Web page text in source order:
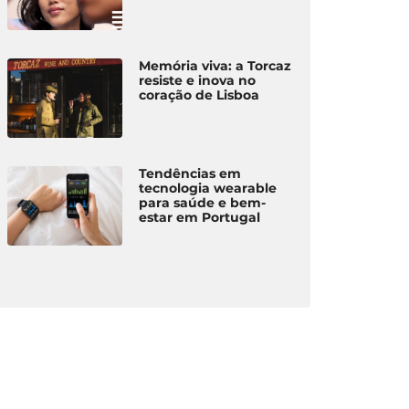
Memória viva: a Torcaz
resiste e inova no
coração de Lisboa
Tendências em
tecnologia wearable
para saúde e bem-
estar em Portugal